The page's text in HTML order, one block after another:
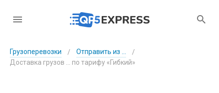
Грузоперевозки / Отправить из ...
/
Доставка грузов ... по тарифу «Гибкий»